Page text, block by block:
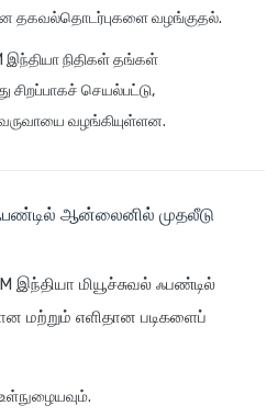
தகவல்தொடர்புகளை வழங்குதல்.
இந்தியா நிதிகள் தங்கள்
செயல்பட்டு,
வழங்கியுள்ளன.
ஃபண்டில் ஆன்லைனில் முதலீடு
இந்தியா மியூச்சுவல் ஃபண்டில்
மற்றும் எளிதான படிகளைப்